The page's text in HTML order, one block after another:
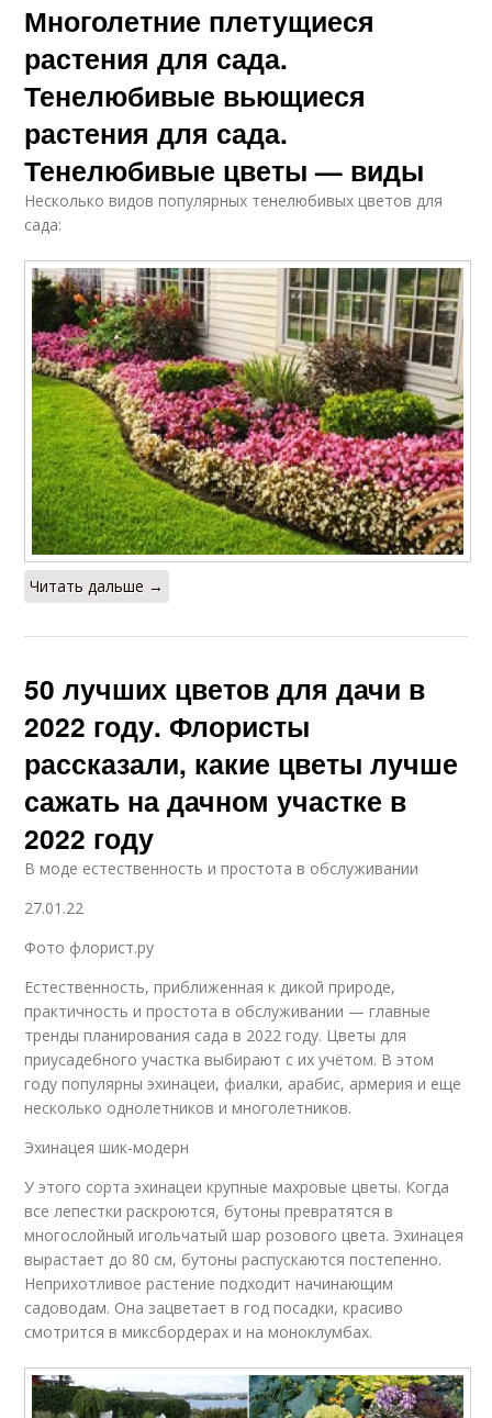
Многолетние плетущиеся
растения для сада.
Тенелюбивые вьющиеся
растения для сада.
Тенелюбивые цветы — виды
Несколько видов популярных тенелюбивых цветов для
сада:
Читать дальше →
50 лучших цветов для дачи в
2022 году. Флористы
рассказали, какие цветы лучше
сажать на дачном участке в
2022 году
В моде естественность и простота в обслуживании
27.01.22
Фото флорист.ру
Естественность, приближенная к дикой природе,
практичность и простота в обслуживании — главные
тренды планирования сада в 2022 году. Цветы для
приусадебного участка выбирают с их учётом. В этом
году популярны эхинацеи, фиалки, арабис, армерия и еще
несколько однолетников и многолетников.
Эхинацея шик-модерн
У этого сорта эхинацеи крупные махровые цветы. Когда
все лепестки раскроются, бутоны превратятся в
многослойный игольчатый шар розового цвета. Эхинацея
вырастает до 80 см, бутоны распускаются постепенно.
Неприхотливое растение подходит начинающим
садоводам. Она зацветает в год посадки, красиво
смотрится в миксбордерах и на моноклумбах.